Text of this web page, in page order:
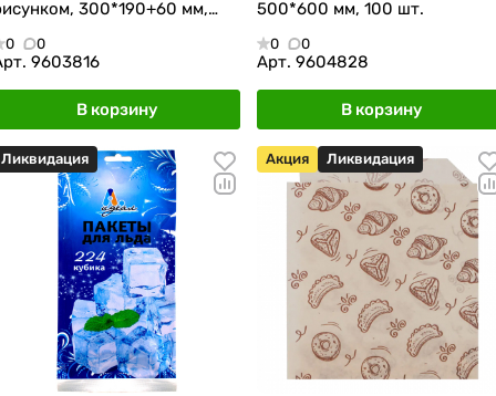
300*190+60 мм,
шт.
0 0
9603816
В корзину
500*600 мм, 100 шт.
0 0
Арт. 9604828
В корзину
Ликвидация Акция Ликвидация